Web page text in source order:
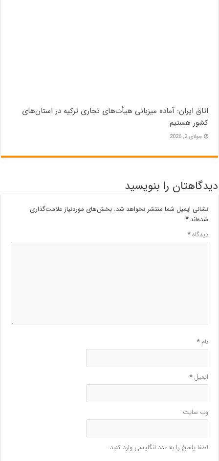
اتاق ایران: آماده میزبانی هیأت‌های تجاری ترکیه در استان‌های
کشور هستیم
جولای 2, 2026
دیدگاهتان را بنویسید
نشانی ایمیل شما منتشر نخواهد شد. بخش‌های موردنیاز علامت‌گذاری
شده‌اند*
دیدگاه*
نام*
ایمیل*
وب‌ سایت
لطفا پاسخ را به عدد انگلیسی وارد کنید: